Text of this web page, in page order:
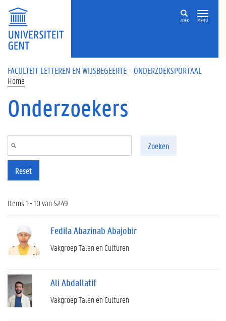
Overslaan en naar de inhoud gaan
ZOEK MENU
FACULTEIT LETTEREN EN WIJSBEGEERTE - ONDERZOEKSPORTAAL
Home
Onderzoekers
Zoeken
Reset
Items 1 - 10 van 5249
Fedila Abazinab Abajobir
Vakgroep Talen en Culturen
Ali Abdallatif
Vakgroep Talen en Culturen